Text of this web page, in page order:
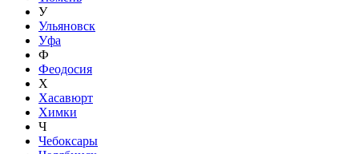
У
Ульяновск
Уфа
Ф
Феодосия
Х
Хасавюрт
Химки
Ч
Чебоксары